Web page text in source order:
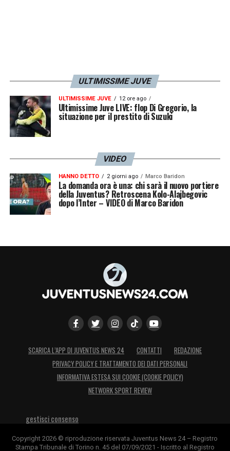
ULTIMISSIME JUVE
ULTIMISSIME JUVE 12 ore ago
Ultimissime Juve LIVE: flop Di Gregorio, la
situazione per il prestito di Suzuki
VIDEO
HANNO DETTO 2 giorni ago Marco Baridon
La domanda ora è una: chi sarà il nuovo portiere
della Juventus? Retroscena Kolo-Alajbegovic
dopo l’Inter – VIDEO di Marco Baridon
SCARICA L’APP DI JUVENTUS NEWS 24 CONTATTI
REDAZIONE
PRIVACY POLICY E TRATTAMENTO DEI DATI PERSONALI
INFORMATIVA ESTESA SUI COOKIE (COOKIE POLICY)
NETWORK SPORT REVIEW
gestisci consenso
Copyright 2026 © riproduzione riservata Juventus News 24 – Registro
Stampa Tribunale di Torino n. 45 del 07/09/2021 - Iscritto al Registro